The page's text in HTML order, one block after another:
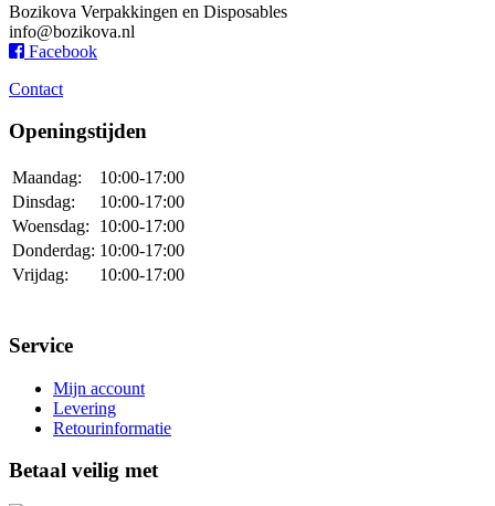
Bozikova Verpakkingen en Disposables
info@bozikova.nl
Facebook
Contact
Openingstijden
Maandag:
10:00-17:00
Dinsdag:
10:00-17:00
Woensdag:
10:00-17:00
Donderdag: 10:00-17:00
Vrijdag:
10:00-17:00
Service
Mijn account
Levering
Retourinformatie
Betaal veilig met